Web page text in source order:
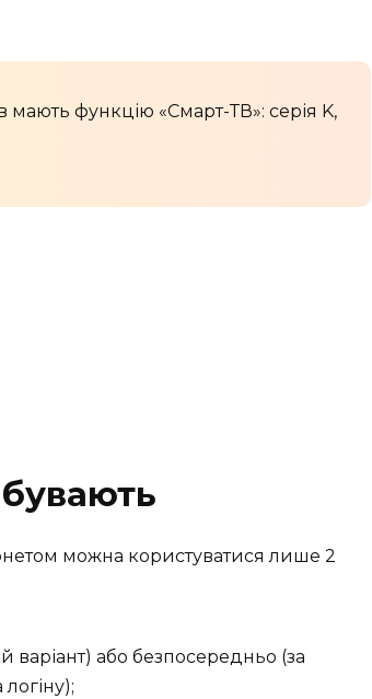
мають функцію «Смарт-ТВ»: серія K,
можна користуватися лише 2
або безпосередньо (за